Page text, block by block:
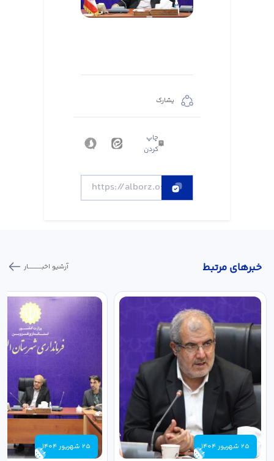
يشارك
چاپ
کردن
خبر‌های مرتبط آرشیو اخبـــــــــــار
25 شهریور 1404 25 شهریور 1404